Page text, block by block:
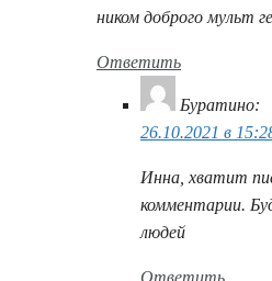
ником доброго мульт
Ответить
Буратино:
26.10.2021 в
Инна, хватит
комментарии.
людей
Ответить